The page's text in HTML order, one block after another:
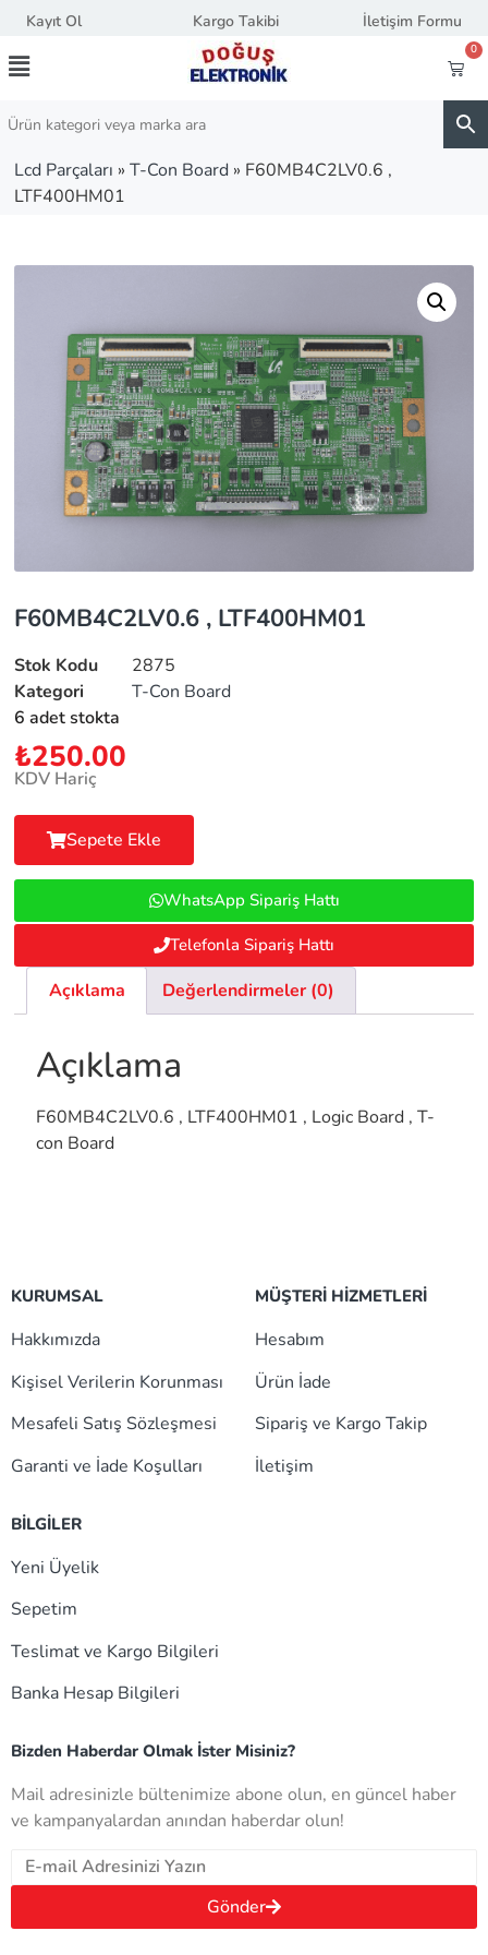
Kayıt Ol Kargo Takibi İletişim Formu
0
Lcd Parçaları » T-Con Board » F60MB4C2LV0.6 ,
LTF400HM01
F60MB4C2LV0.6 , LTF400HM01
Stok Kodu
2875
Kategori
T-Con Board
6 adet stokta
₺250.00
KDV Hariç
Sepete Ekle
WhatsApp Sipariş Hattı
Telefonla Sipariş Hattı
Açıklama Değerlendirmeler (0)
Açıklama
F60MB4C2LV0.6 , LTF400HM01 , Logic Board , T-
con Board
KURUMSAL
Hakkımızda
Kişisel Verilerin Korunması
Mesafeli Satış Sözleşmesi
Garanti ve İade Koşulları
MÜŞTERİ HİZMETLERİ
Hesabım
Ürün İade
Sipariş ve Kargo Takip
İletişim
BİLGİLER
Yeni Üyelik
Sepetim
Teslimat ve Kargo Bilgileri
Banka Hesap Bilgileri
Bizden Haberdar Olmak İster Misiniz?
Mail adresinizle bültenimize abone olun, en güncel haber
ve kampanyalardan anından haberdar olun!
Gönder